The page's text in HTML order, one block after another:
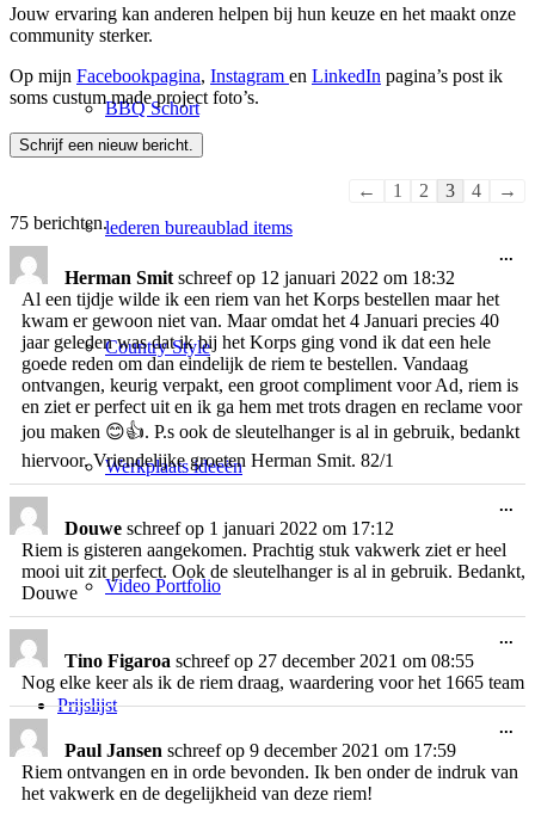
BBQ Schort
lederen bureaublad items
Country Style
Werkplaats ideeën
Video Portfolio
Prijslijst
Jouw ervaring kan anderen helpen bij hun keuze en het maakt onze
community sterker.
Op mijn Facebookpagina, Instagram en LinkedIn pagina’s post ik
soms custum made project foto’s.
Navigatie
lijst
← 1 2 3 4
→
75 berichten.
Herman Smit schreef op 12 januari 2022 om 18:32
Al een tijdje wilde ik een riem van het Korps bestellen maar het
kwam er gewoon niet van. Maar omdat het 4 Januari precies 40
jaar geleden was dat ik bij het Korps ging vond ik dat een hele
goede reden om dan eindelijk de riem te bestellen. Vandaag
ontvangen, keurig verpakt, een groot compliment voor Ad, riem is
en ziet er perfect uit en ik ga hem met trots dragen en reclame voor
jou maken 😊👍. P.s ook de sleutelhanger is al in gebruik, bedankt
hiervoor. Vriendelijke groeten Herman Smit. 82/1
...
Douwe schreef op 1 januari 2022 om 17:12
Riem is gisteren aangekomen. Prachtig stuk vakwerk ziet er heel
mooi uit zit perfect. Ook de sleutelhanger is al in gebruik. Bedankt,
Douwe
...
Tino Figaroa schreef op 27 december 2021 om 08:55
Nog elke keer als ik de riem draag, waardering voor het 1665 team
...
Paul Jansen schreef op 9 december 2021 om 17:59
Riem ontvangen en in orde bevonden. Ik ben onder de indruk van
het vakwerk en de degelijkheid van deze riem!
...